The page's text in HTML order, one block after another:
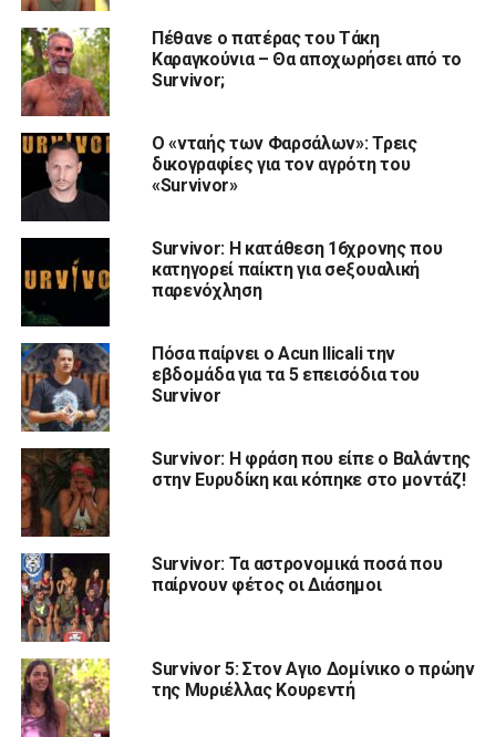
Πέθανε ο πατέρας του Τάκη
Καραγκούνια – Θα αποχωρήσει από το
Survivor;
Ο «νταής των Φαρσάλων»: Τρεις
δικογραφίες για τον αγρότη του
«Survivor»
Survivor: Η κατάθεση 16χρονης που
κατηγορεί παίκτη για σeξουαλική
παρενόχληση
Πόσα παίρνει ο Acun Ilicali την
εβδομάδα για τα 5 επεισόδια του
Survivor
Survivor: Η φράση που είπε ο Βαλάντης
στην Ευρυδίκη και κόπηκε στο μοντάζ!
Survivor: Τα αστρονομικά ποσά που
παίρνουν φέτος οι Διάσημοι
Survivor 5: Στον Αγιο Δομίνικο ο πρώην
της Μυριέλλας Κουρεντή